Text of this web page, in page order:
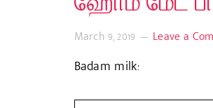
March 9, 2019 Leave a
Badam milk: